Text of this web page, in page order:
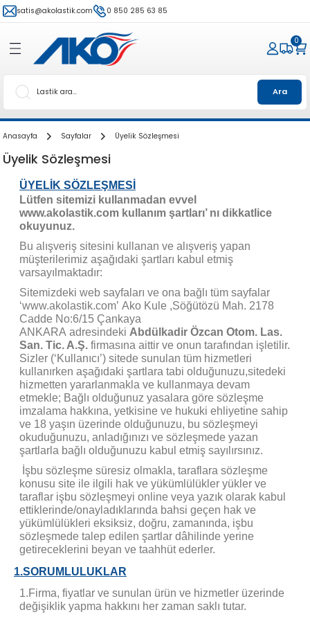
satis@akolastik.com 0 850 285 63 85
Ara
0
Anasayfa Sayfalar Üyelik Sözleşmesi
Üyelik Sözleşmesi
ÜYELİK SÖZLEŞMESİ
Lütfen sitemizi kullanmadan evvel
www.akolastik.com kullanım şartları’ nı dikkatlice
okuyunuz.
Bu alışveriş sitesini kullanan ve alışveriş yapan
müşterilerimiz aşağıdaki şartları kabul etmiş
varsayılmaktadır:
Sitemizdeki web sayfaları ve ona bağlı tüm sayfalar
‘www.akolastik.com’ Ako Kule ,Söğütözü Mah. 2178
Cadde No:6/15 Çankaya
ANKARA adresindeki Abdülkadir Özcan Otom. Las.
San. Tic. A.Ş. firmasına aittir ve onun tarafından işletilir.
Sizler (‘Kullanıcı’) sitede sunulan tüm hizmetleri
kullanırken aşağıdaki şartlara tabi olduğunuzu,sitedeki
hizmetten yararlanmakla ve kullanmaya devam
etmekle; Bağlı olduğunuz yasalara göre sözleşme
imzalama hakkına, yetkisine ve hukuki ehliyetine sahip
ve 18 yaşın üzerinde olduğunuzu, bu sözleşmeyi
okuduğunuzu, anladığınızı ve sözleşmede yazan
şartlarla bağlı olduğunuzu kabul etmiş sayılırsınız.
İşbu sözleşme süresiz olmakla, taraflara sözleşme
konusu site ile ilgili hak ve yükümlülükler yükler ve
taraflar işbu sözleşmeyi online veya yazık olarak kabul
ettiklerinde/onayladıklarında bahsi geçen hak ve
yükümlülükleri eksiksiz, doğru, zamanında, işbu
sözleşmede talep edilen şartlar dâhilinde yerine
getireceklerini beyan ve taahhüt ederler.
1.SORUMLULUKLAR
1.Firma, fiyatlar ve sunulan ürün ve hizmetler üzerinde
değişiklik yapma hakkını her zaman saklı tutar.